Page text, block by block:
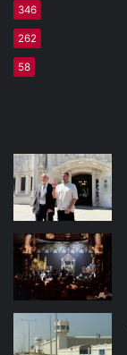
346
262
58